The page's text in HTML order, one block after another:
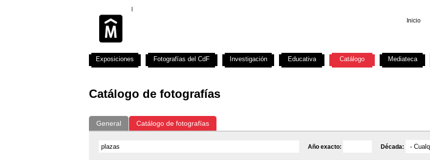
Inicio
Catálogo de fotografías
General Catálogo de fotografías
Año exacto: Década:
Exposiciones Fotografías del CdF Investigación Educativa Catálogo Mediateca